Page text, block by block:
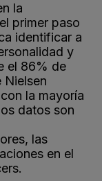
la
primer paso
identificar a
y
el 86% de
Nielsen
la mayoría
datos son
las
en el